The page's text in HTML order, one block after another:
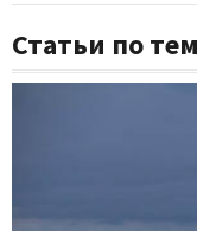
Статьи по